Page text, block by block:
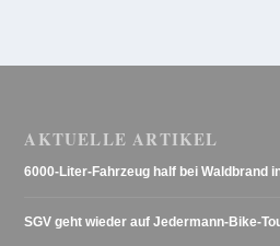
AKTUELLE ARTIKEL
6000-Liter-Fahrzeug half bei Waldbrand
SGV geht wieder auf Jedermann-Bike-